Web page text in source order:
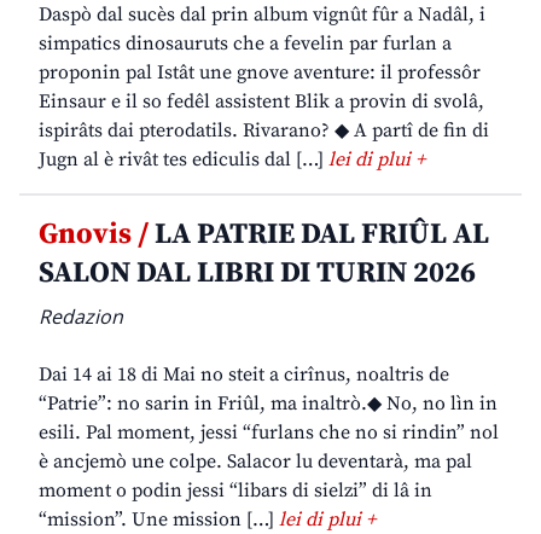
Daspò dal sucès dal prin album vignût fûr a Nadâl, i
simpatics dinosauruts che a fevelin par furlan a
proponin pal Istât une gnove aventure: il professôr
Einsaur e il so fedêl assistent Blik a provin di svolâ,
ispirâts dai pterodatils. Rivarano? ◆ A partî de fin di
Jugn al è rivât tes ediculis dal […] lei di plui +
Gnovis /LA PATRIE DAL FRIÛL AL
SALON DAL LIBRI DI TURIN 2026
Redazion
Dai 14 ai 18 di Mai no steit a cirînus, noaltris de
“Patrie”: no sarin in Friûl, ma inaltrò.◆ No, no lìn in
esili. Pal moment, jessi “furlans che no si rindin” nol
è ancjemò une colpe. Salacor lu deventarà, ma pal
moment o podin jessi “libars di sielzi” di lâ in
“mission”. Une mission […] lei di plui +